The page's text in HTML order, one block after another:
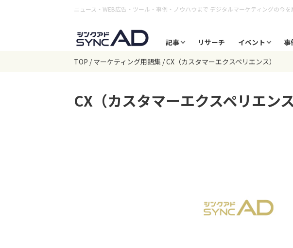
ニュース・WEB広告・ツール・事例・ノウハウまで デジタルマーケティングの今を
記事 リサーチ イベント 事
TOP
マーケティング用語集 CX（カスタマーエクスペリエンス）
CX（カスタマーエクスペリエンス